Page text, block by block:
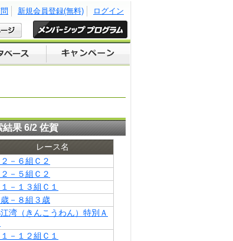
ログイン
新規会員登録(無料)
結果 6/2 佐賀
レース名
２－６組Ｃ２
２－５組Ｃ２
１－１３組Ｃ１
歳－８組３歳
湾（きんこうわん）特別Ａ
１－１２組Ｃ１